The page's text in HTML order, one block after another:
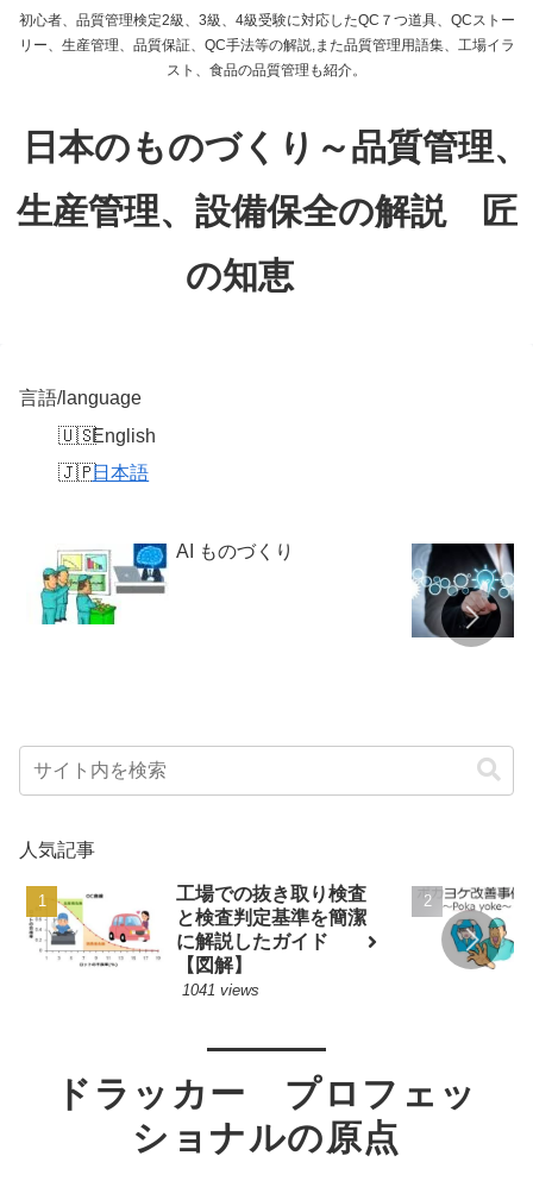
初心者、品質管理検定2級、3級、4級受験に対応したQC７つ道具、QCストー
リー、生産管理、品質保証、QC手法等の解説,また品質管理用語集、工場イラ
スト、食品の品質管理も紹介。
日本のものづくり～品質管理、
生産管理、設備保全の解説 匠
の知恵
言語/language
English
日本語
AI ものづくり
人気記事
工場での抜き取り検査
と検査判定基準を簡潔
に解説したガイド
【図解】
1041 views
ドラッカー プロフェッ
ショナルの原点